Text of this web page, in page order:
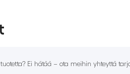
Ei hätää – ota meihin yhteyttä